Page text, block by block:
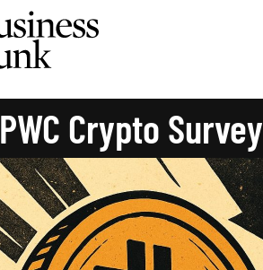
PWC Crypto Survey